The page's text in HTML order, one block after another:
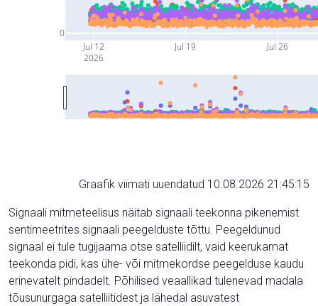
Jul 12
2026
Jul 19 Jul 26
0
Graafik viimati uuendatud 10.08.2026 21:45:15
Signaali mitmeteelisus näitab signaali teekonna pikenemist
sentimeetrites signaali peegelduste tõttu. Peegeldunud
signaal ei tule tugijaama otse satelliidilt, vaid keerukamat
teekonda pidi, kas ühe- või mitmekordse peegelduse kaudu
erinevatelt pindadelt. Põhilised veaallikad tulenevad madala
tõusunurgaga satelliitidest ja lähedal asuvatest